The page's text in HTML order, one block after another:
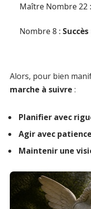
Maître Nombre 22 :
Nombre 8 :
Alors, pour bien
marche à suivre :
Planifier avec
Agir avec patience
Maintenir une